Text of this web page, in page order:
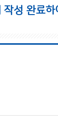
성 완료